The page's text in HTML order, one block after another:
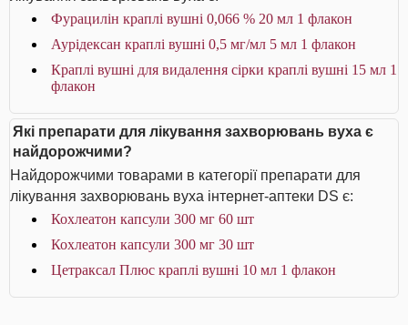
Фурацилін краплі вушні 0,066 % 20 мл 1 флакон
Аурiдексан краплі вушні 0,5 мг/мл 5 мл 1 флакон
Краплі вушні для видалення сірки краплі вушні 15 мл 1
флакон
Які препарати для лікування захворювань вуха є
найдорожчими?
Найдорожчими товарами в категорії препарати для
лікування захворювань вуха інтернет-аптеки DS є:
Кохлеатон капсули 300 мг 60 шт
Кохлеатон капсули 300 мг 30 шт
Цетраксал Плюс краплі вушні 10 мл 1 флакон